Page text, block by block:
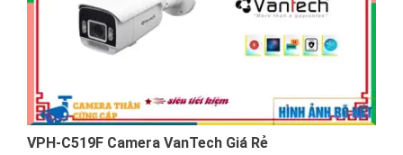
VPH-C519F Camera VanTech Giá Rẻ